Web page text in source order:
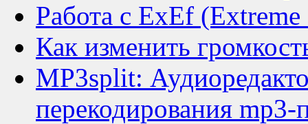
Работа с ExEf
Как изменить
MP3split:
перекодирования mp3-